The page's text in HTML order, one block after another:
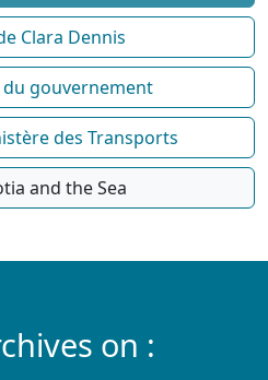
Clara Dennis
gouvernement
des Transports
and the Sea
on :